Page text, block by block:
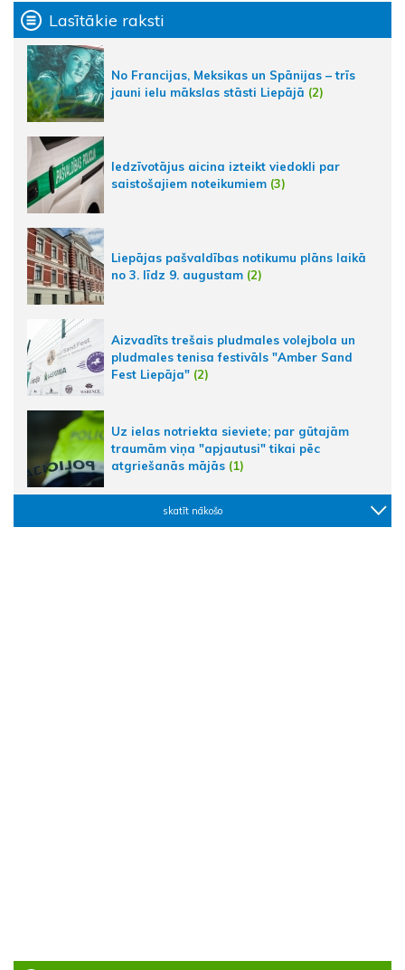
Lasītākie raksti
No Francijas, Meksikas un Spānijas – trīs
jauni ielu mākslas stāsti Liepājā (2)
Iedzīvotājus aicina izteikt viedokli par
saistošajiem noteikumiem (3)
Liepājas pašvaldības notikumu plāns laikā
no 3. līdz 9. augustam (2)
Aizvadīts trešais pludmales volejbola un
pludmales tenisa festivāls "Amber Sand
Fest Liepāja" (2)
Uz ielas notriekta sieviete; par gūtajām
traumām viņa "apjautusi" tikai pēc
atgriešanās mājās (1)
skatīt nākošo